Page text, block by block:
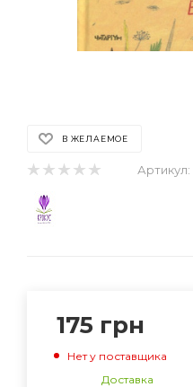
В ЖЕЛАЕМОЕ
Артикул:
175 грн
Нет у поставщика
Доставка